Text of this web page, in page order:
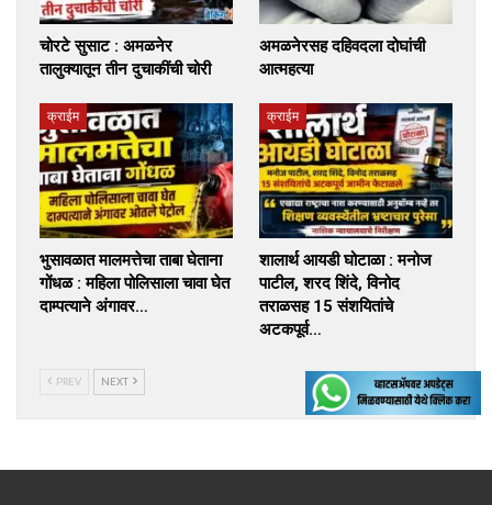
चोरटे सुसाट : अमळनेर
तालुक्यातून तीन दुचाकींची चोरी
अमळनेरसह दहिवदला दोघांची
आत्महत्या
क्राईम
भुसावळात मालमत्तेचा ताबा घेताना
गोंधळ : महिला पोलिसाला चावा घेत
दाम्पत्याने अंगावर…
क्राईम
शालार्थ आयडी घोटाळा : मनोज
पाटील, शरद शिंदे, विनोद
तराळसह 15 संशयितांचे
अटकपूर्व…
PREV NEXT